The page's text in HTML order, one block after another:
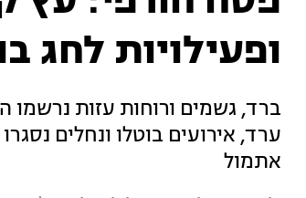
ופעילויות לחג
ערד, אירועים בוטלו ונחלים
אתמול